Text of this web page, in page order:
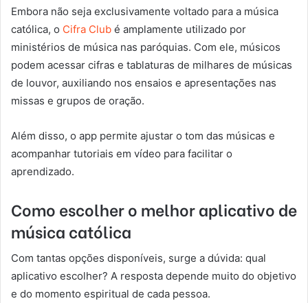
Embora não seja exclusivamente voltado para a música
católica, o Cifra Club é amplamente utilizado por
ministérios de música nas paróquias. Com ele, músicos
podem acessar cifras e tablaturas de milhares de músicas
de louvor, auxiliando nos ensaios e apresentações nas
missas e grupos de oração.
Além disso, o app permite ajustar o tom das músicas e
acompanhar tutoriais em vídeo para facilitar o
aprendizado.
Como escolher o melhor aplicativo de
música católica
Com tantas opções disponíveis, surge a dúvida: qual
aplicativo escolher? A resposta depende muito do objetivo
e do momento espiritual de cada pessoa.